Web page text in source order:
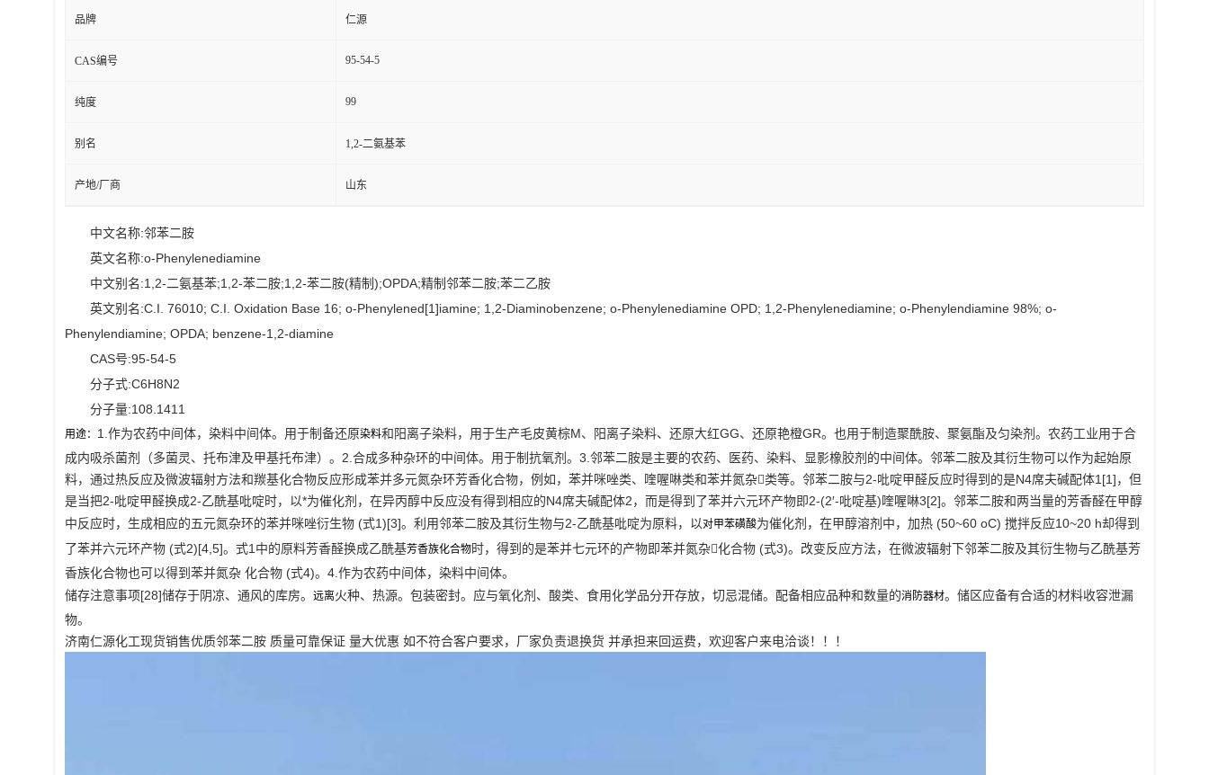
品牌 仁源
CAS编号 95-54-5
纯度 99
别名 1,2-二氨基苯
产地/厂商 山东
中文名称:邻苯二胺
英文名称:o-Phenylenediamine
中文别名:1,2-二氨基苯;1,2-苯二胺;1,2-苯二胺(精制);OPDA;精制邻苯二胺;苯二乙胺
英文别名:C.I. 76010; C.I. Oxidation Base 16; o-Phenylened[1]iamine; 1,2-Diaminobenzene; o-Phenylenediamine OPD; 1,2-Phenylenediamine; o-Phenylendiamine 98%; o-
Phenylendiamine; OPDA; benzene-1,2-diamine
CAS号:95-54-5
分子式:C6H8N2
分子量:108.1411
用途： 1.作为农药中间体，染料中间体。用于制备还原染料和阳离子染料，用于生产毛皮黄棕M、阳离子染料、还原大红GG、还原艳橙GR。也用于制造聚酰胺、聚氨酯及匀染剂。农药工业用于合
成内吸杀菌剂（多菌灵、托布津及甲基托布津）。2.合成多种杂环的中间体。用于制抗氧剂。3.邻苯二胺是主要的农药、医药、染料、显影橡胶剂的中间体。邻苯二胺及其衍生物可以作为起始原
料，通过热反应及微波辐射方法和羰基化合物反应形成苯并多元氮杂环芳香化合物，例如，苯并咪唑类、喹喔啉类和苯并氮杂类等。邻苯二胺与2-吡啶甲醛反应时得到的是N4席夫碱配体1[1]，但
是当把2-吡啶甲醛换成2-乙酰基吡啶时，以*为催化剂，在异丙醇中反应没有得到相应的N4席夫碱配体2，而是得到了苯并六元环产物即2-(2′-吡啶基)喹喔啉3[2]。邻苯二胺和两当量的芳香醛在甲醇
中反应时，生成相应的五元氮杂环的苯并咪唑衍生物 (式1)[3]。利用邻苯二胺及其衍生物与2-乙酰基吡啶为原料，以对甲苯磺酸为催化剂，在甲醇溶剂中，加热 (50~60 oC) 搅拌反应10~20 h却得到
了苯并六元环产物 (式2)[4,5]。式1中的原料芳香醛换成乙酰基芳香族化合物时，得到的是苯并七元环的产物即苯并氮杂化合物 (式3)。改变反应方法，在微波辐射下邻苯二胺及其衍生物与乙酰基芳
香族化合物也可以得到苯并氮杂 化合物 (式4)。4.作为农药中间体，染料中间体。
储存注意事项[28]储存于阴凉、通风的库房。 远离火种、热源。包装密封。应与氧化剂、酸类、食用化学品分开存放，切忌混储。配备相应品种和数量的消防器材。储区应备有合适的材料收容泄漏
物。
济南仁源化工现货销售优质邻苯二胺 质量可靠保证 量大优惠 如不符合客户要求，厂家负责退换货 并承担来回运费，欢迎客户来电洽谈！！！